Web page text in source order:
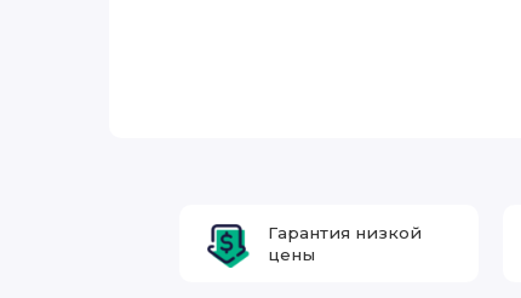
Гарантия низкой
цены